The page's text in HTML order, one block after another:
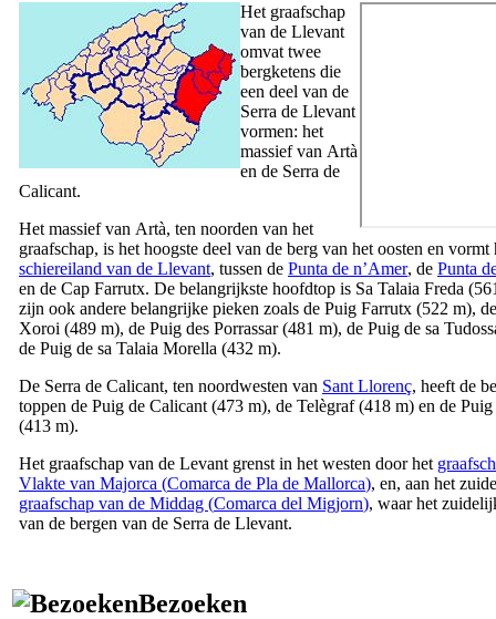
Het graafschap
van de Llevant
omvat twee
bergketens die
een deel van de
Serra de Llevant
vormen: het
massief van Artà
en de Serra de
Calicant.
Het massief van Artà, ten noorden van het
graafschap, is het hoogste deel van de berg van het oosten en vormt
schiereiland van de Llevant, tussen de Punta de n’Amer, de Punta
en de Cap Farrutx. De belangrijkste hoofdtop is Sa Talaia Freda
zijn ook andere belangrijke pieken zoals de Puig Farrutx (522 m),
Xoroi (489 m), de Puig des Porrassar(481 m), de Puig de sa
de Puig de sa Talaia Morella (432 m).
De Serra de Calicant, ten noordwesten van Sant Llorenç, heeft de
toppen de Puig de Calicant (473 m), de Telègraf(418 m) en de Puig
(413 m).
Het graafschap van de Levant grenst in het westen door het
Vlakte van Majorca (Comarca de Pla de Mallorca), en, aan het
graafschap van de Middag (Comarca del Migjorn), waar het
van de bergen van de Serra de Llevant.
Bezoeken